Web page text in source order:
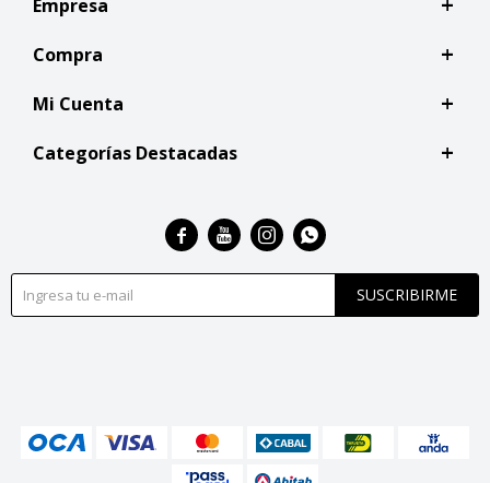
Empresa
Compra
Mi Cuenta
Categorías Destacadas
SUSCRIBIRME
   